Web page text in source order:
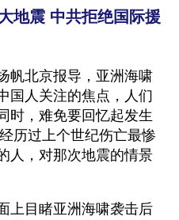
地震 中共拒绝国际援
帆北京报导，亚洲海啸
国人关注的焦点，人们
时，难免要回忆起发生
历过上个世纪伤亡最惨
人，对那次地震的情景
上目睹亚洲海啸袭击后